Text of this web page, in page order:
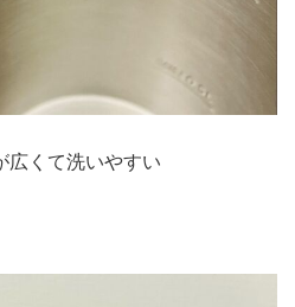
くて洗いやすい